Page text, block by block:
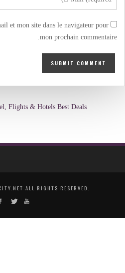
et mon site dans le navigateur pour
mon prochain commentaire.
Flights & Hotels Best Deals
ALL RIGHTS RESERVED.